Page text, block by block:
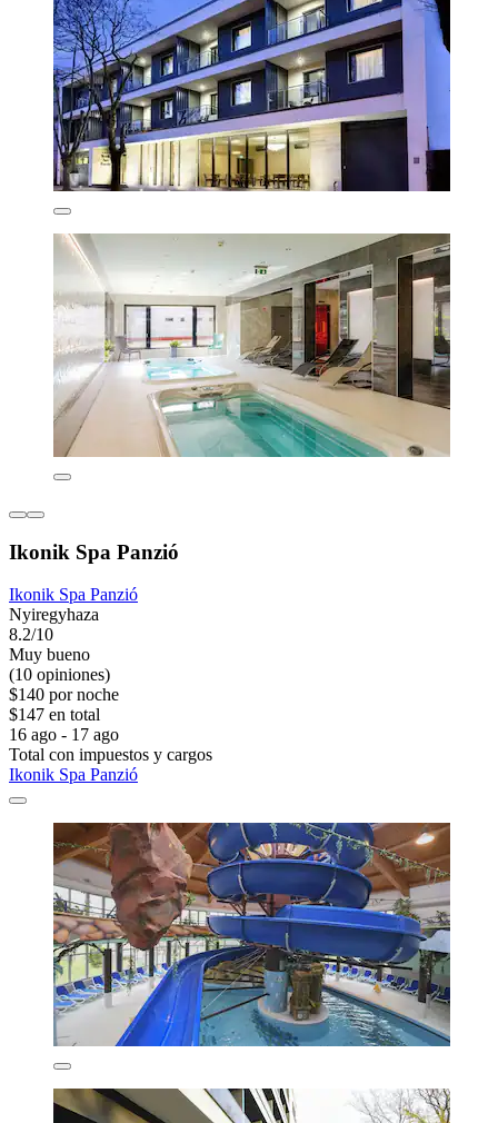
Ikonik Spa Panzió
Ikonik Spa Panzió
Nyiregyhaza
8.2/10
Muy bueno
(10 opiniones)
$140 por noche
$147 en total
16 ago - 17 ago
Total con impuestos y cargos
Ikonik Spa Panzió